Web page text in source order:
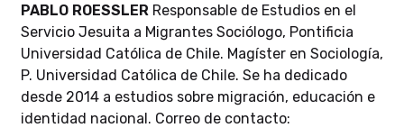
PABLO ROESSLER Responsable de Estudios en el
Servicio Jesuita a Migrantes Sociólogo, Pontificia
Universidad Católica de Chile. Magíster en Sociología,
P. Universidad Católica de Chile. Se ha dedicado
desde 2014 a estudios sobre migración, educación e
identidad nacional. Correo de contacto: